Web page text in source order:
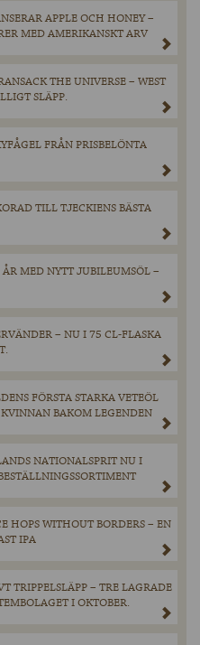
APPLE OCH HONEY –
MED AMERIKANSKT ARV
THE UNIVERSE – WEST
SLÄPP.
FRÅN PRISBELÖNTA
TILL TJECKIENS BÄSTA
MED NYTT JUBILEUMSÖL –
– NU I 75 CL-FLASKA
FÖRSTA STARKA VETEÖL
BAKOM LEGENDEN
NATIONALSPRIT NU I
HOPS WITHOUT BORDERS – EN
IPA
TRIPPELSLÄPP – TRE LAGRADE
I OKTOBER.